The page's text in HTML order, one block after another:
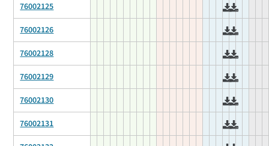
76002125
76002126
76002128
76002129
76002130
76002131